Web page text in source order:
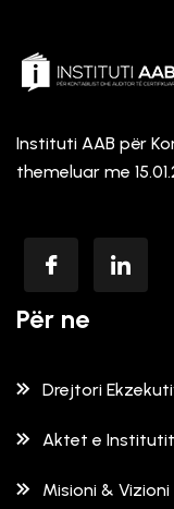
Instituti AAB për
themeluar me
Për ne
Drejtori
Aktet e Institutit
Misioni & Vizioni